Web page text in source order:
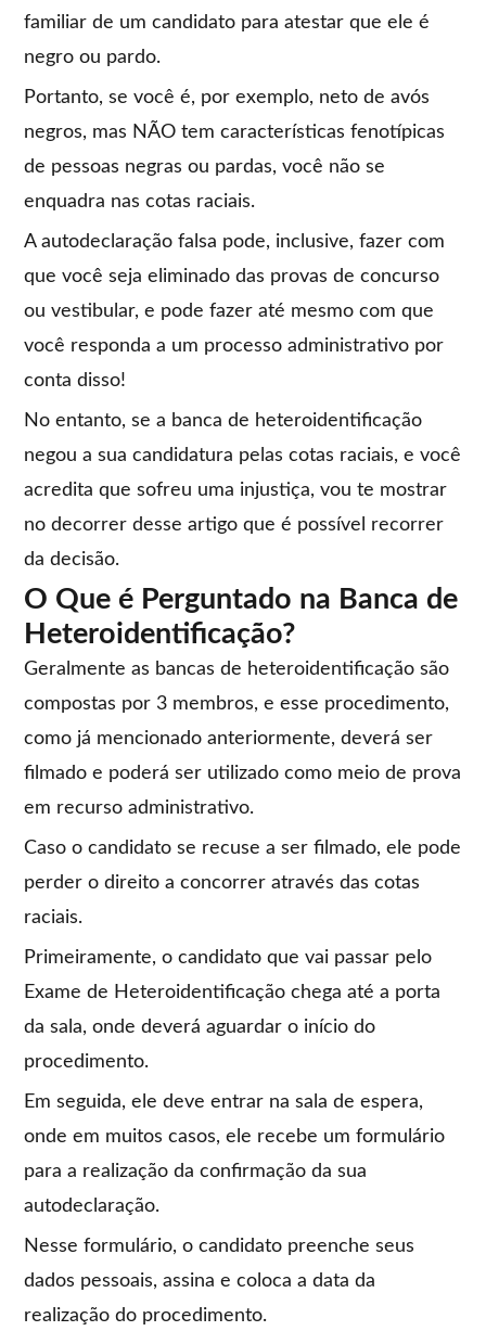
familiar de um candidato para atestar que ele é
negro ou pardo.
Portanto, se você é, por exemplo, neto de avós
negros, mas NÃO tem características fenotípicas
de pessoas negras ou pardas, você não se
enquadra nas cotas raciais.
A autodeclaração falsa pode, inclusive, fazer com
que você seja eliminado das provas de concurso
ou vestibular, e pode fazer até mesmo com que
você responda a um processo administrativo por
conta disso!
No entanto, se a banca de heteroidentificação
negou a sua candidatura pelas cotas raciais, e você
acredita que sofreu uma injustiça, vou te mostrar
no decorrer desse artigo que é possível recorrer
da decisão.
O Que é Perguntado na Banca de
Heteroidentificação?
Geralmente as bancas de heteroidentificação são
compostas por 3 membros, e esse procedimento,
como já mencionado anteriormente, deverá ser
filmado e poderá ser utilizado como meio de prova
em recurso administrativo.
Caso o candidato se recuse a ser filmado, ele pode
perder o direito a concorrer através das cotas
raciais.
Primeiramente, o candidato que vai passar pelo
Exame de Heteroidentificação chega até a porta
da sala, onde deverá aguardar o início do
procedimento.
Em seguida, ele deve entrar na sala de espera,
onde em muitos casos, ele recebe um formulário
para a realização da confirmação da sua
autodeclaração.
Nesse formulário, o candidato preenche seus
dados pessoais, assina e coloca a data da
realização do procedimento.